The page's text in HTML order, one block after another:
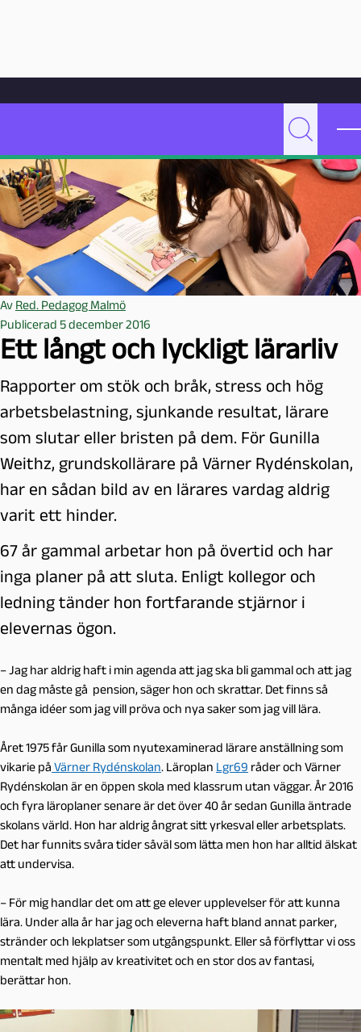
Hoppa till innehåll
e
d
g
o
g
M
a
l
m
ö
Sök
Av Red. Pedagog Malmö
Publicerad 5 december 2016
Ett långt och lyckligt lärarliv
Rapporter om stök och bråk, stress och hög
arbetsbelastning, sjunkande resultat, lärare
som slutar eller bristen på dem. För Gunilla
Weithz, grundskollärare på Värner Rydénskolan,
har en sådan bild av en lärares vardag aldrig
varit ett hinder.
67 år gammal arbetar hon på övertid och har
inga planer på att sluta. Enligt kollegor och
ledning tänder hon fortfarande stjärnor i
elevernas ögon.
– Jag har aldrig haft i min agenda att jag ska bli gammal och att jag
en dag måste gå pension, säger hon och skrattar. Det finns så
många idéer som jag vill pröva och nya saker som jag vill lära.
Året 1975 får Gunilla som nyutexaminerad lärare anställning som
vikarie på Värner Rydénskolan. Läroplan Lgr69 råder och Värner
Rydénskolan är en öppen skola med klassrum utan väggar. År 2016
och fyra läroplaner senare är det över 40 år sedan Gunilla äntrade
skolans värld. Hon har aldrig ångrat sitt yrkesval eller arbetsplats.
Det har funnits svåra tider såväl som lätta men hon har alltid älskat
att undervisa.
– För mig handlar det om att ge elever upplevelser för att kunna
lära. Under alla år har jag och eleverna haft bland annat parker,
stränder och lekplatser som utgångspunkt. Eller så förflyttar vi oss
mentalt med hjälp av kreativitet och en stor dos av fantasi,
berättar hon.